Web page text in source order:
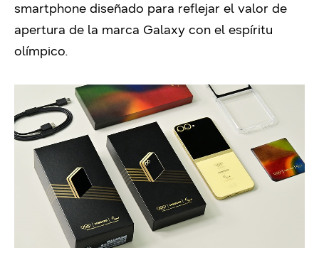
smartphone diseñado para reflejar el valor de
apertura de la marca Galaxy con el espíritu
olímpico.